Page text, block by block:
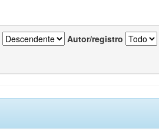
Autor/registro